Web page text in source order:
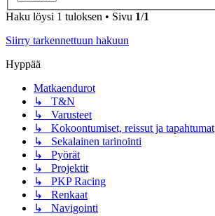
Haku löysi 1 tuloksen • Sivu 1/1
Siirry tarkennettuun hakuun
Hyppää
Matkaendurot
↳ T&N
↳ Varusteet
↳ Kokoontumiset, reissut ja tapahtumat
↳ Sekalainen tarinointi
↳ Pyörät
↳ Projektit
↳ PKP Racing
↳ Renkaat
↳ Navigointi